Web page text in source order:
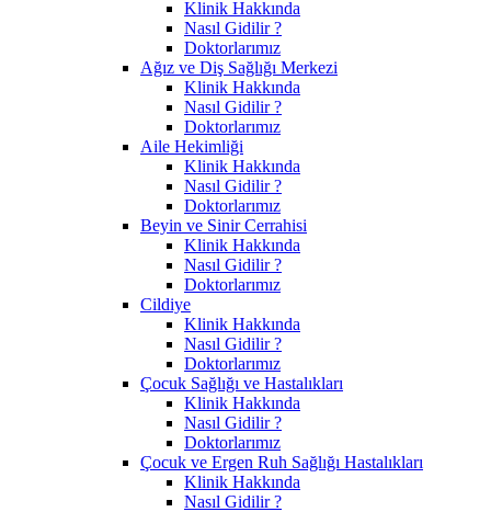
Klinik Hakkında
Nasıl Gidilir ?
Doktorlarımız
Ağız ve Diş Sağlığı Merkezi
Klinik Hakkında
Nasıl Gidilir ?
Doktorlarımız
Aile Hekimliği
Klinik Hakkında
Nasıl Gidilir ?
Doktorlarımız
Beyin ve Sinir Cerrahisi
Klinik Hakkında
Nasıl Gidilir ?
Doktorlarımız
Cildiye
Klinik Hakkında
Nasıl Gidilir ?
Doktorlarımız
Çocuk Sağlığı ve Hastalıkları
Klinik Hakkında
Nasıl Gidilir ?
Doktorlarımız
Çocuk ve Ergen Ruh Sağlığı Hastalıkları
Klinik Hakkında
Nasıl Gidilir ?